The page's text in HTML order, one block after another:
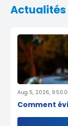
Actualités
Aug 5, 2026,
Comment